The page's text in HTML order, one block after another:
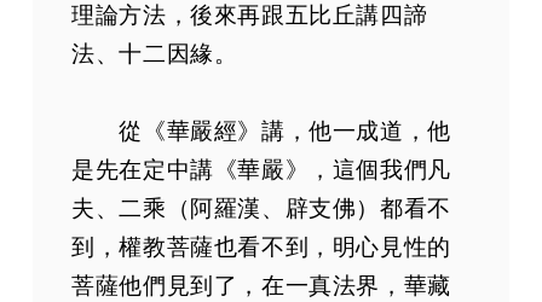
理論方法，後來再跟五比丘講四諦
法、十二因緣。
從《華嚴經》講，他一成道，他
是先在定中講《華嚴》，這個我們凡
夫、二乘（阿羅漢、辟支佛）都看不
到，權教菩薩也看不到，明心見性的
菩薩他們見到了，在一真法界，華藏